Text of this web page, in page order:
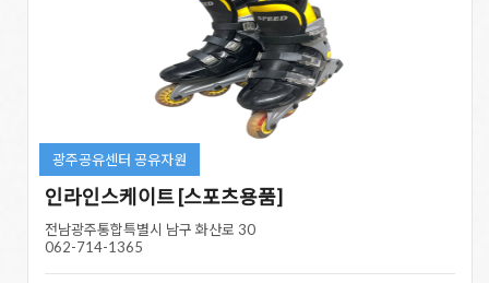
광주공유센터 공유자원
인라인스케이트 [스포츠용품]
전남광주통합특별시 남구 화산로 30
062-714-1365